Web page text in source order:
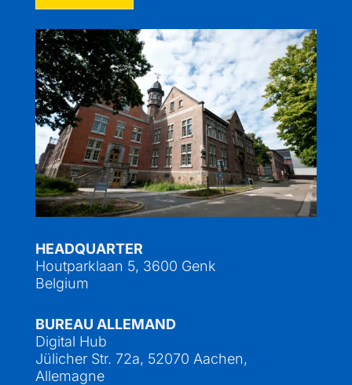
HEADQUARTER
Houtparklaan 5, 3600 Genk
Belgium
BUREAU ALLEMAND
Digital Hub
Jülicher Str. 72a, 52070 Aachen,
Allemagne